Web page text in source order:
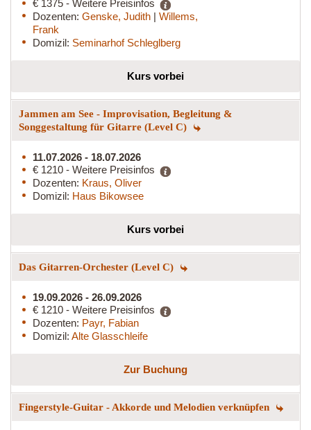
€ 1375 - Weitere Preisinfos
Dozenten: Genske, Judith | Willems,
Frank
Domizil: Seminarhof Schleglberg
Kurs vorbei
Jammen am See - Improvisation, Begleitung &
Songgestaltung für Gitarre (Level C)
11.07.2026 - 18.07.2026
€ 1210 - Weitere Preisinfos
Dozenten: Kraus, Oliver
Domizil: Haus Bikowsee
Kurs vorbei
Das Gitarren-Orchester (Level C)
19.09.2026 - 26.09.2026
€ 1210 - Weitere Preisinfos
Dozenten: Payr, Fabian
Domizil: Alte Glasschleife
Zur Buchung
Fingerstyle-Guitar - Akkorde und Melodien verknüpfen